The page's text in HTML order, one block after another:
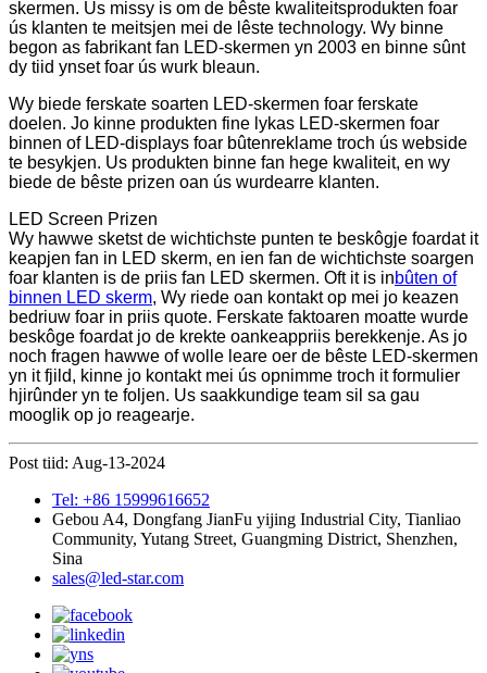
skermen. Us missy is om de bêste kwaliteitsprodukten foar
ús klanten te meitsjen mei de lêste technology. Wy binne
begon as fabrikant fan LED-skermen yn 2003 en binne sûnt
dy tiid ynset foar ús wurk bleaun.
Wy biede ferskate soarten LED-skermen foar ferskate
doelen. Jo kinne produkten fine lykas LED-skermen foar
binnen of LED-displays foar bûtenreklame troch ús webside
te besykjen. Us produkten binne fan hege kwaliteit, en wy
biede de bêste prizen oan ús wurdearre klanten.
LED Screen Prizen
Wy hawwe sketst de wichtichste punten te beskôgje foardat it
keapjen fan in LED skerm, en ien fan de wichtichste soargen
foar klanten is de priis fan LED skermen. Oft it is inbûten of
binnen LED skerm, Wy riede oan kontakt op mei jo keazen
bedriuw foar in priis quote. Ferskate faktoaren moatte wurde
beskôge foardat jo de krekte oankeappriis berekkenje. As jo ​​​​
noch fragen hawwe of wolle leare oer de bêste LED-skermen
yn it fjild, kinne jo kontakt mei ús opnimme troch it formulier
hjirûnder yn te foljen. Us saakkundige team sil sa gau
mooglik op jo reagearje.
Post tiid: Aug-13-2024
Tel: +86 15999616652
Gebou A4, Dongfang JianFu yijing Industrial City, Tianliao
Community, Yutang Street, Guangming District, Shenzhen,
Sina
sales@led-star.com